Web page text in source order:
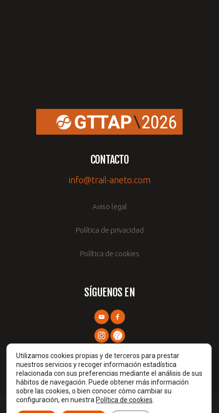
CONTACTO
info@trail-aneto.com
Aviso legal
Política de privacidad
Política de cookies
SÍGUENOS EN
Utilizamos cookies propias y de terceros para prestar
nuestros servicios y recoger información estadística
relacionada con sus preferencias mediante el análisis de sus
hábitos de navegación. Puede obtener más información
sobre las cookies, o bien conocer cómo cambiar su
configuración, en nuestra Política de cookies